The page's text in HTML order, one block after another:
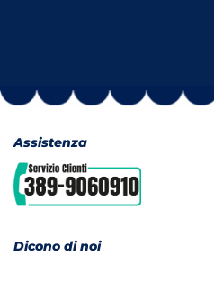
Assistenza
Dicono di noi